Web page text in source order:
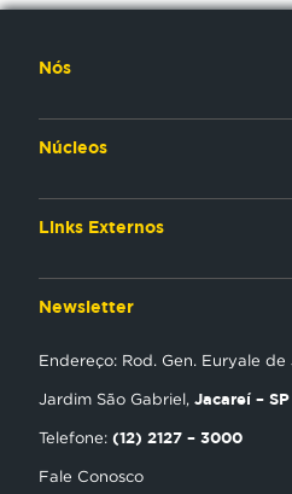
Nós
Núcleos
Links Externos
Encontre uma Igreja
Newsletter
Endereço: Rod. Gen. Euryale
Jardim São Gabriel, Jacareí –
Telefone: (12) 2127 – 3000
Fale Conosco